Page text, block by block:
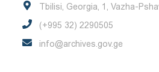
Tbilisi, Georgia, 1, Vazha-
(+995 32) 2290505
info@archives.gov.ge